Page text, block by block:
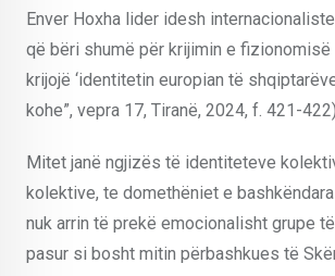
Enver Hoxha lider idesh
që bëri shumë për krijimin e fizionomisë
krijojë ‘identitetin europian të
kohe”, vepra 17, Tiranë, 2024, f. 421-422).
Mitet janë ngjizës të identiteteve
kolektive, te domethëniet e
nuk arrin të prekë emocionalisht grupe
pasur si bosht mitin përbashkues të